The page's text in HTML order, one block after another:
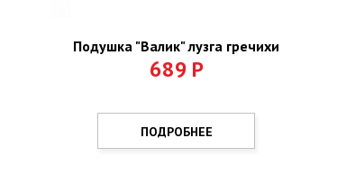
Подушка "Валик" лузга гречихи
689 Р
ПОДРОБНЕЕ